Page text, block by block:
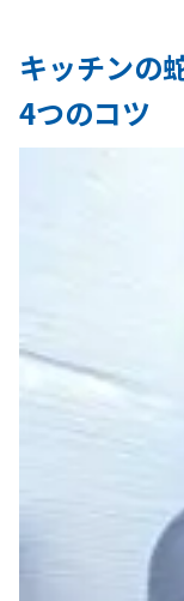
キッチンの
4つのコツ